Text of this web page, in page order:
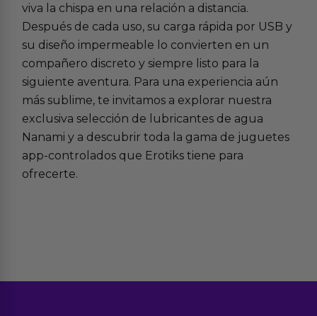
viva la chispa en una relación a distancia.
Después de cada uso, su carga rápida por USB y
su diseño impermeable lo convierten en un
compañero discreto y siempre listo para la
siguiente aventura. Para una experiencia aún
más sublime, te invitamos a explorar nuestra
exclusiva selección de
lubricantes de agua
Nanami y a descubrir toda la gama de juguetes
app-controlados que Erotiks tiene para
ofrecerte.